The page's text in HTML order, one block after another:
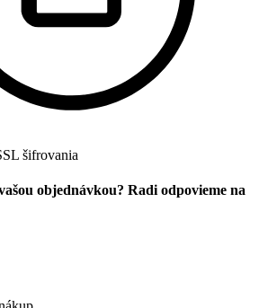
šifrovania
objednávkou? Radi odpovieme na